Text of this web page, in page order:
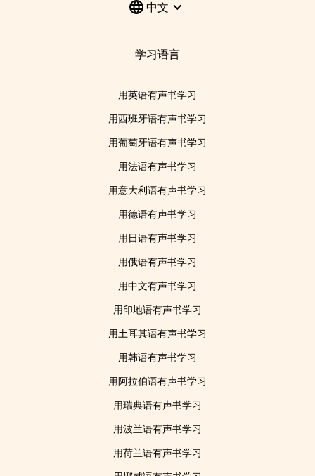
中文
学习语言
用英语有声书学习
用西班牙语有声书学习
用葡萄牙语有声书学习
用法语有声书学习
用意大利语有声书学习
用德语有声书学习
用日语有声书学习
用俄语有声书学习
用中文有声书学习
用印地语有声书学习
用土耳其语有声书学习
用韩语有声书学习
用阿拉伯语有声书学习
用瑞典语有声书学习
用波兰语有声书学习
用荷兰语有声书学习